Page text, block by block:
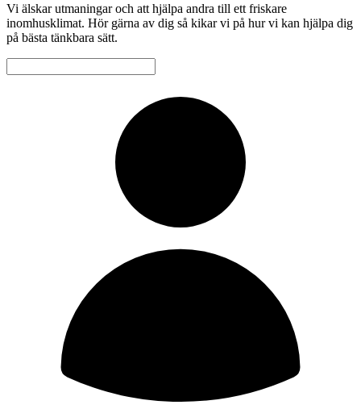
Vi älskar utmaningar och att hjälpa andra till ett friskare
inomhusklimat. Hör gärna av dig så kikar vi på hur vi kan hjälpa dig
på bästa tänkbara sätt.